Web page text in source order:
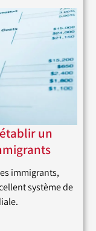
un
immigrants,
système de